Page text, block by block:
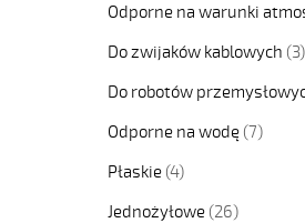
Odporne na warunki
Do zwijaków kablowych (3)
Do robotów
Odporne na wodę (7)
Płaskie (4)
Jednożyłowe (26)